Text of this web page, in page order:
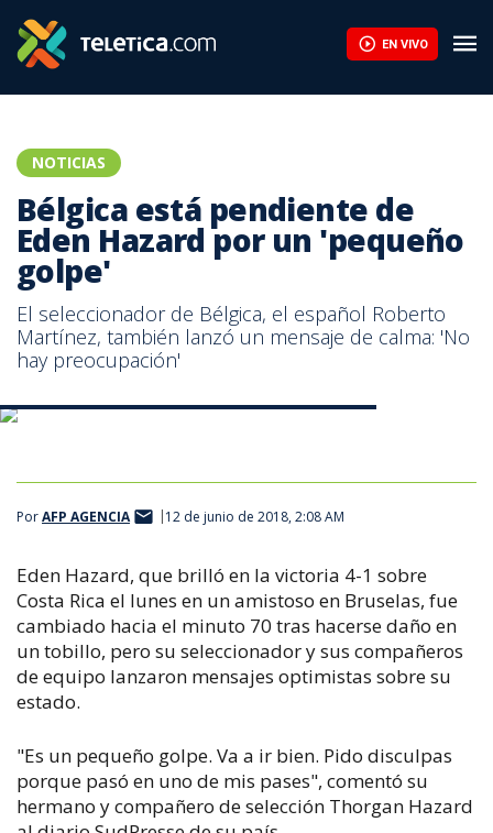
EN VIVO
NOTICIAS
Bélgica está pendiente de
Eden Hazard por un 'pequeño
golpe'
El seleccionador de Bélgica, el español Roberto
Martínez, también lanzó un mensaje de calma: 'No
hay preocupación'
PorAFP AGENCIA 12 de junio de 2018, 2:08 AM
Eden Hazard, que brilló en la victoria 4-1 sobre
Costa Rica el lunes en un amistoso en Bruselas, fue
cambiado hacia el minuto 70 tras hacerse daño en
un tobillo, pero su seleccionador y sus compañeros
de equipo lanzaron mensajes optimistas sobre su
estado.
"Es un pequeño golpe. Va a ir bien. Pido disculpas
porque pasó en uno de mis pases", comentó su
hermano y compañero de selección Thorgan Hazard